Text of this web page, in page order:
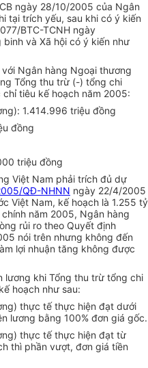
ngày 28/10/2005 của Ngân
tại trích yếu, sau khi có ý kiến
BTC-TCNH ngày
và Xã hội có ý kiến như
Ngân hàng Ngoại thương
Tổng thu trừ (-) tổng chi
tiêu kế hoạch năm 2005:
1.414.996 triệu đồng
đồng
triệu đồng
Việt Nam phải trích đủ dự
QĐ-NHNN ngày 22/4/2005
Việt Nam, kế hoạch là 1.255 tỷ
năm 2005, Ngân hàng
rủi ro theo Quyết định
nói trên nhưng không đến
lợi nhuận tăng không được
lương khi Tổng thu trừ tổng chi
hoạch như sau:
thực tế thực hiện đạt dưới
lương bằng 100% đơn giá gốc.
thực tế thực hiện đạt từ
thì phần vượt, đơn giá tiền